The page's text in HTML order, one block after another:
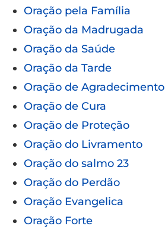
Oração pela Família
Oração da Madrugada
Oração da Saúde
Oração da Tarde
Oração de Agradecimento
Oração de Cura
Oração de Proteção
Oração do Livramento
Oração do salmo 23
Oração do Perdão
Oração Evangelica
Oração Forte